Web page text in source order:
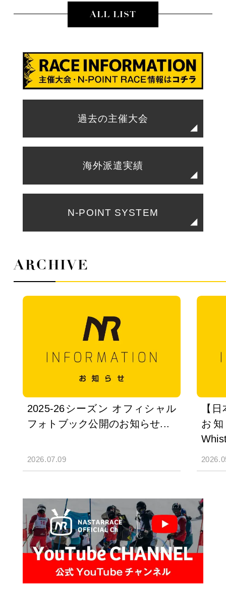
ALL LIST
過去の主催大会
海外派遣実績
N-POINT SYSTEM
ARCHIVE
2025-26シーズン オフィシャル
フォトブック公開のお知らせ...
2026.07.09
【
お